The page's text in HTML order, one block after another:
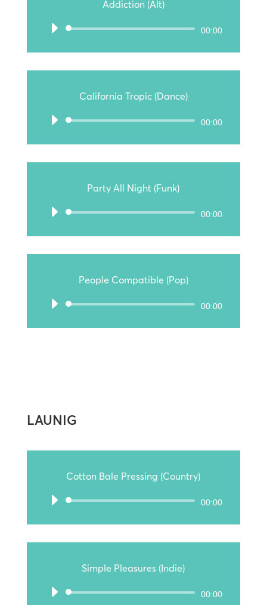
Addiction (Alt)
Audio-
00:00
California Tropic (Dance)
Audio-
00:00
Party All Night (Funk)
Audio-
00:00
People Compatible (Pop)
Audio-
00:00
LAUNIG
Cotton Bale Pressing (Country)
Audio-
00:00
Simple Pleasures (Indie)
Audio-
00:00